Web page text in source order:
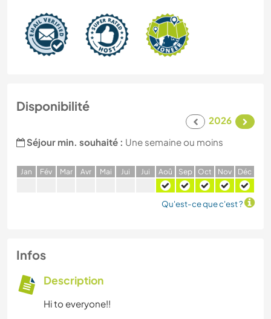
Disponibilité
2026
Séjour min. souhaité : Une semaine ou moins
Jan Fév Mar Avr Mai Jui Jui Aoû Sep Oct Nov Déc
Qu'est-ce que c'est ?
Infos
Description
Hi to everyone!!